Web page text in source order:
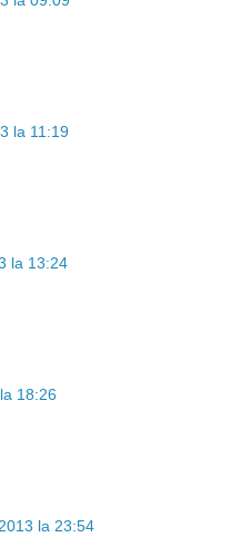
la 11:19
la 13:24
18:26
la 23:54